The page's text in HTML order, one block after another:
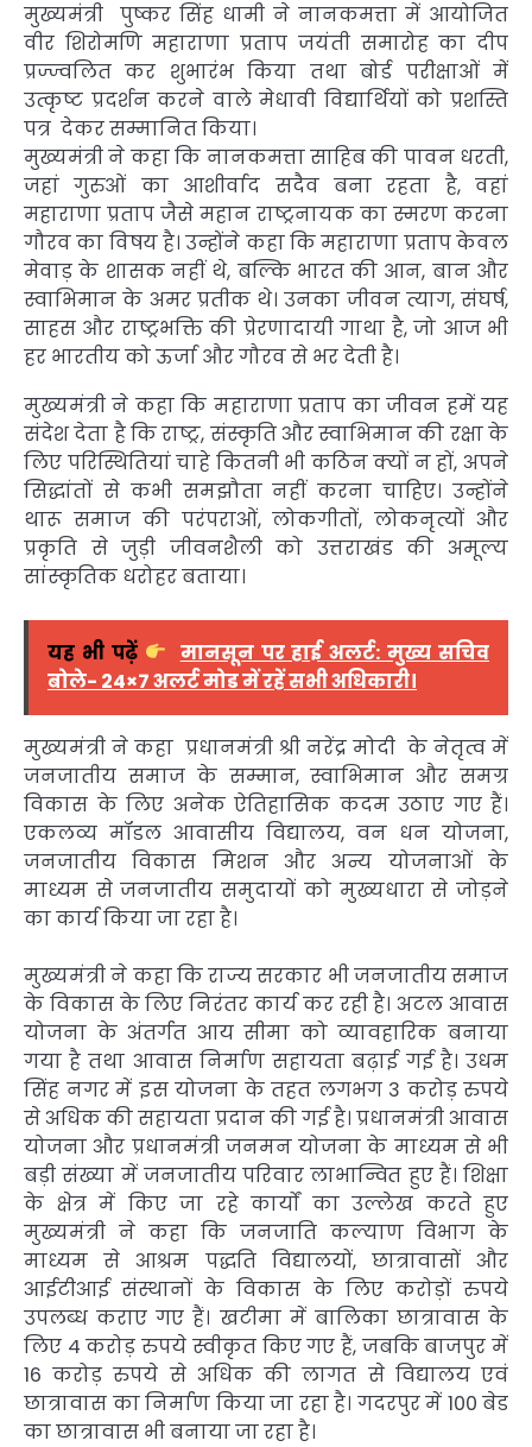
मुख्यमंत्री
पुष्कर सिंह धामी ने नानकमत्ता में आयोजित
वीर शिरोमणि महाराणा प्रताप जयंती समारोह का दीप
प्रज्ज्वलित कर शुभारंभ किया तथा बोर्ड परीक्षाओं में
उत्कृष्ट प्रदर्शन करने वाले मेधावी विद्यार्थियों को प्रशस्ति
पत्र देकर सम्मानित किया।
मुख्यमंत्री ने कहा कि नानकमत्ता साहिब की पावन धरती,
जहां गुरुओं का आशीर्वाद सदैव बना रहता है, वहां
महाराणा प्रताप जैसे महान राष्ट्रनायक का स्मरण करना
गौरव का विषय है। उन्होंने कहा कि महाराणा प्रताप केवल
मेवाड़ के शासक नहीं थे, बल्कि भारत की आन, बान और
स्वाभिमान के अमर प्रतीक थे। उनका जीवन त्याग, संघर्ष,
साहस और राष्ट्रभक्ति की प्रेरणादायी गाथा है, जो आज भी
हर भारतीय को ऊर्जा और गौरव से भर देती है।
मुख्यमंत्री ने कहा कि महाराणा प्रताप का जीवन हमें यह
संदेश देता है कि राष्ट्र, संस्कृति और स्वाभिमान की रक्षा के
लिए परिस्थितियां चाहे कितनी भी कठिन क्यों न हों, अपने
सिद्धांतों से कभी समझौता नहीं करना चाहिए। उन्होंने
थारू समाज की परंपराओं, लोकगीतों, लोकनृत्यों और
प्रकृति से जुड़ी जीवनशैली को उत्तराखंड की अमूल्य
सांस्कृतिक धरोहर बताया।
यह भी पढ़ें
मानसून पर हाई अलर्ट: मुख्य सचिव
बोले- 24×7 अलर्ट मोड में रहें सभी अधिकारी।
मुख्यमंत्री ने कहा प्रधानमंत्री श्री नरेंद्र मोदी के नेतृत्व में
जनजातीय समाज के सम्मान, स्वाभिमान और समग्र
विकास के लिए अनेक ऐतिहासिक कदम उठाए गए हैं।
एकलव्य मॉडल आवासीय विद्यालय, वन धन योजना,
जनजातीय विकास मिशन और अन्य योजनाओं के
माध्यम से जनजातीय समुदायों को मुख्यधारा से जोड़ने
का कार्य किया जा रहा है।
मुख्यमंत्री ने कहा कि राज्य सरकार भी जनजातीय समाज
के विकास के लिए निरंतर कार्य कर रही है। अटल आवास
योजना के अंतर्गत आय सीमा को व्यावहारिक बनाया
गया है तथा आवास निर्माण सहायता बढ़ाई गई है। उधम
सिंह नगर में इस योजना के तहत लगभग 3 करोड़ रुपये
से अधिक की सहायता प्रदान की गई है। प्रधानमंत्री आवास
योजना और प्रधानमंत्री जनमन योजना के माध्यम से भी
बड़ी संख्या में जनजातीय परिवार लाभान्वित हुए हैं। शिक्षा
के क्षेत्र में किए जा रहे कार्यों का उल्लेख करते हुए
मुख्यमंत्री ने कहा कि जनजाति कल्याण विभाग के
माध्यम से आश्रम पद्धति विद्यालयों, छात्रावासों और
आईटीआई संस्थानों के विकास के लिए करोड़ों रुपये
उपलब्ध कराए गए हैं। खटीमा में बालिका छात्रावास के
लिए 4 करोड़ रुपये स्वीकृत किए गए हैं, जबकि बाजपुर में
16 करोड़ रुपये से अधिक की लागत से विद्यालय एवं
छात्रावास का निर्माण किया जा रहा है। गदरपुर में 100 बेड
का छात्रावास भी बनाया जा रहा है।